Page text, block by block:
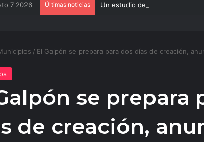
7 2026 Últimas noticias Un estudio de la UNSa busca
/ El Galpón se prepara para dos días de creación,
se prepara
de creación,